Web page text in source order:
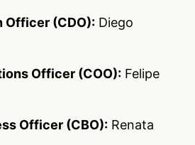
Officer (CDO): Diego
Officer (COO): Felipe
Officer (CBO): Renata